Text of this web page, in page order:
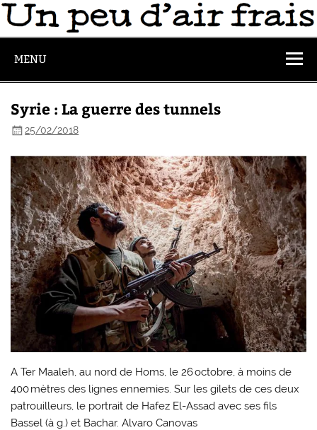
MENU
Syrie : La guerre des tunnels
25/02/2018
A Ter Maaleh, au nord de Homs, le 26 octobre, à moins de
400 mètres des lignes ennemies. Sur les gilets de ces deux
patrouilleurs, le portrait de Hafez El-Assad avec ses fils
Bassel (à g.) et Bachar. Alvaro Canovas